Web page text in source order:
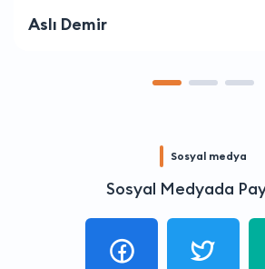
Selim Karaca
Sosyal medya
Sosyal Medyada